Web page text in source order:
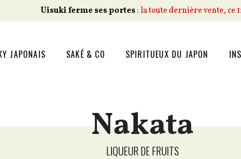
Uisuki ferme ses portes:la toute dernière vente, ce
JAPONAIS SAKÉ & CO SPIRITUEUX DU JAPON
Nakata
LIQUEUR DE FRUITS